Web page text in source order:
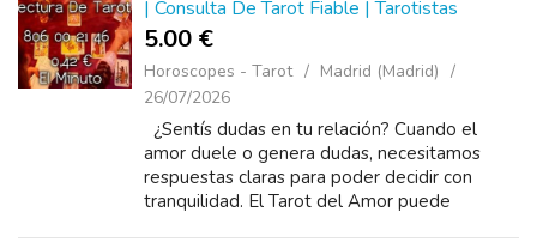
| Consulta De Tarot Fiable | Tarotistas
5.00 €
Horoscopes - Tarot
Madrid (Madrid)
26/07/2026
¿Sentís dudas en tu relación? Cuando el
amor duele o genera dudas, necesitamos
respuestas claras para poder decidir con
tranquilidad. El Tarot del Amor puede